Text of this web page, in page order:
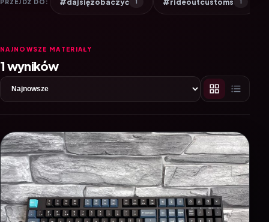
PRZEJDŹ DO: #dajsięzobaczyć 1 #rideoutcustoms 1
NAJNOWSZE MATERIAŁY
1 wyników